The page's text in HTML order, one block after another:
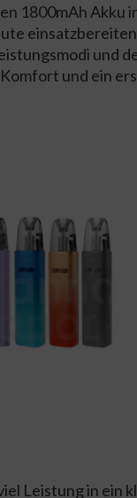
1800mAh Akku
und
und ein
Leistung in ein